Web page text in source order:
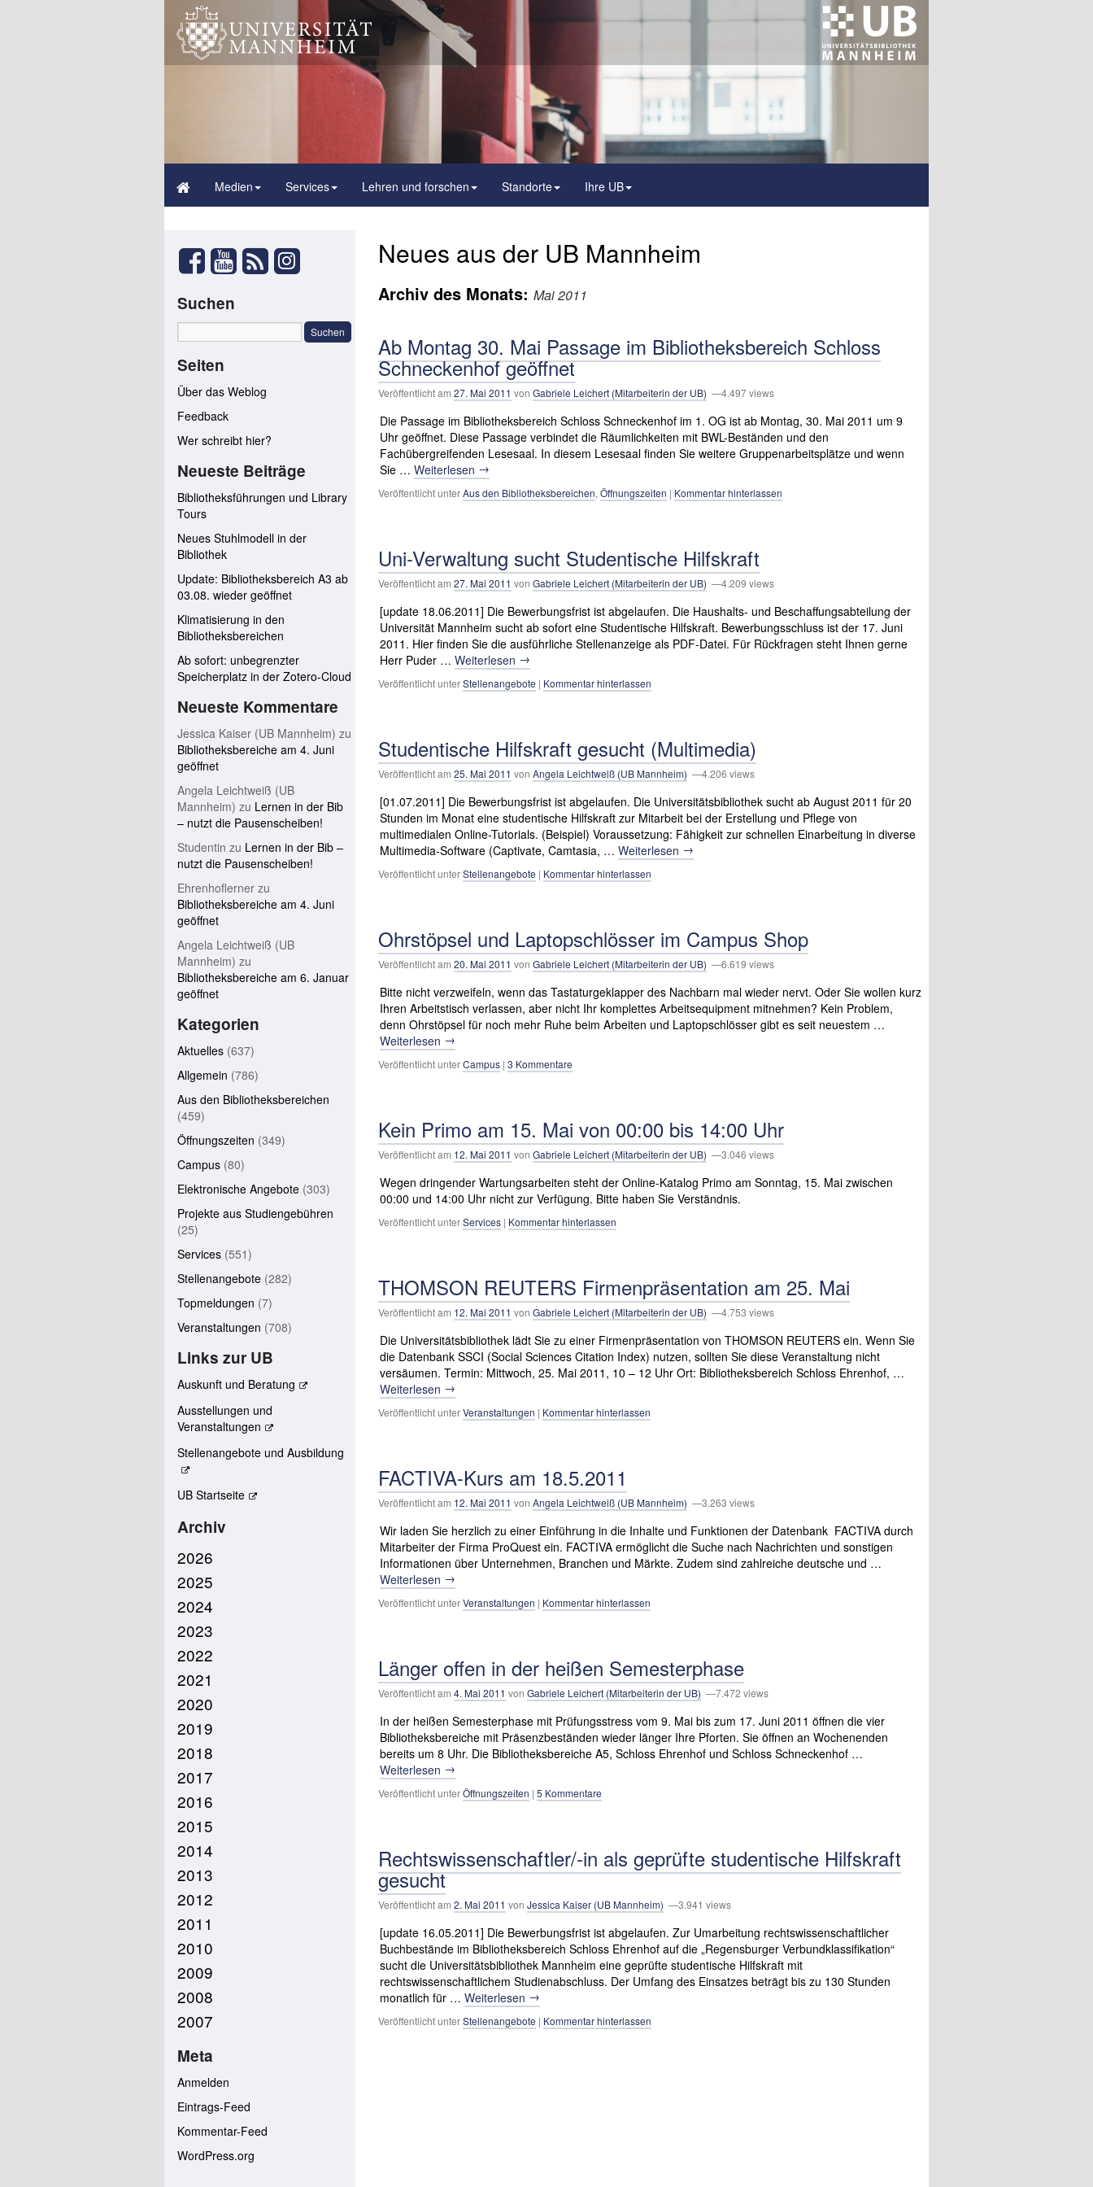
Medien Services Lehren und forschen Standorte Ihre UB
Neues aus der UB Mannheim
Archiv des Monats:Mai 2011
Ab Montag 30. Mai Passage im Bibliotheksbereich Schloss
Schneckenhof geöffnet
Veröffentlicht am 27. Mai 2011 von Gabriele Leichert (Mitarbeiterin der UB) —4.497 views
Die Passage im Bibliotheksbereich Schloss Schneckenhof im 1. OG ist ab Montag, 30. Mai 2011 um 9
Uhr geöffnet. Diese Passage verbindet die Räumlichkeiten mit BWL-Beständen und den
Fachübergreifenden Lesesaal. In diesem Lesesaal finden Sie weitere Gruppenarbeitsplätze und wenn
Sie …Weiterlesen →
Veröffentlicht unterAus den Bibliotheksbereichen,Öffnungszeiten | Kommentar hinterlassen
Uni-Verwaltung sucht Studentische Hilfskraft
Veröffentlicht am 27. Mai 2011 von Gabriele Leichert (Mitarbeiterin der UB) —4.209 views
[update 18.06.2011] Die Bewerbungsfrist ist abgelaufen. Die Haushalts- und Beschaffungsabteilung der
Universität Mannheim sucht ab sofort eine Studentische Hilfskraft. Bewerbungsschluss ist der 17. Juni
2011. Hier finden Sie die ausführliche Stellenanzeige als PDF-Datei. Für Rückfragen steht Ihnen gerne
Herr Puder …Weiterlesen →
Veröffentlicht unterStellenangebote | Kommentar hinterlassen
Studentische Hilfskraft gesucht (Multimedia)
Veröffentlicht am 25. Mai 2011 von Angela Leichtweiß (UB Mannheim) —4.206 views
[01.07.2011] Die Bewerbungsfrist ist abgelaufen. Die Universitätsbibliothek sucht ab August 2011 für 20
Stunden im Monat eine studentische Hilfskraft zur Mitarbeit bei der Erstellung und Pflege von
multimedialen Online-Tutorials. (Beispiel) Voraussetzung: Fähigkeit zur schnellen Einarbeitung in diverse
Multimedia-Software (Captivate, Camtasia, …Weiterlesen →
Veröffentlicht unterStellenangebote | Kommentar hinterlassen
Ohrstöpsel und Laptopschlösser im Campus Shop
Veröffentlicht am 20. Mai 2011 von Gabriele Leichert (Mitarbeiterin der UB) —6.619 views
Bitte nicht verzweifeln, wenn das Tastaturgeklapper des Nachbarn mal wieder nervt. Oder Sie wollen kurz
Ihren Arbeitstisch verlassen, aber nicht Ihr komplettes Arbeitsequipment mitnehmen? Kein Problem,
denn Ohrstöpsel für noch mehr Ruhe beim Arbeiten und Laptopschlösser gibt es seit neuestem …
Weiterlesen →
Veröffentlicht unterCampus | 3 Kommentare
Kein Primo am 15. Mai von 00:00 bis 14:00 Uhr
Veröffentlicht am 12. Mai 2011 von Gabriele Leichert (Mitarbeiterin der UB) —3.046 views
Wegen dringender Wartungsarbeiten steht der Online-Katalog Primo am Sonntag, 15. Mai zwischen
00:00 und 14:00 Uhr nicht zur Verfügung. Bitte haben Sie Verständnis.
Veröffentlicht unterServices | Kommentar hinterlassen
THOMSON REUTERS Firmenpräsentation am 25. Mai
Veröffentlicht am 12. Mai 2011 von Gabriele Leichert (Mitarbeiterin der UB) —4.753 views
Die Universitätsbibliothek lädt Sie zu einer Firmenpräsentation von THOMSON REUTERS ein. Wenn Sie
die Datenbank SSCI (Social Sciences Citation Index) nutzen, sollten Sie diese Veranstaltung nicht
versäumen. Termin: Mittwoch, 25. Mai 2011, 10 – 12 Uhr Ort: Bibliotheksbereich Schloss Ehrenhof, …
Weiterlesen →
Veröffentlicht unterVeranstaltungen | Kommentar hinterlassen
FACTIVA-Kurs am 18.5.2011
Veröffentlicht am 12. Mai 2011 von Angela Leichtweiß (UB Mannheim) —3.263 views
Wir laden Sie herzlich zu einer Einführung in die Inhalte und Funktionen der Datenbank FACTIVA durch
Mitarbeiter der Firma ProQuest ein. FACTIVA ermöglicht die Suche nach Nachrichten und sonstigen
Informationen über Unternehmen, Branchen und Märkte. Zudem sind zahlreiche deutsche und …
Weiterlesen →
Veröffentlicht unterVeranstaltungen | Kommentar hinterlassen
Länger offen in der heißen Semesterphase
Veröffentlicht am 4. Mai 2011 von Gabriele Leichert (Mitarbeiterin der UB) —7.472 views
In der heißen Semesterphase mit Prüfungsstress vom 9. Mai bis zum 17. Juni 2011 öffnen die vier
Bibliotheksbereiche mit Präsenzbeständen wieder länger Ihre Pforten. Sie öffnen an Wochenenden
bereits um 8 Uhr. Die Bibliotheksbereiche A5, Schloss Ehrenhof und Schloss Schneckenhof …
Weiterlesen →
Veröffentlicht unterÖffnungszeiten | 5 Kommentare
Rechtswissenschaftler/-in als geprüfte studentische Hilfskraft
gesucht
Veröffentlicht am 2. Mai 2011 von Jessica Kaiser (UB Mannheim) —3.941 views
[update 16.05.2011] Die Bewerbungsfrist ist abgelaufen. Zur Umarbeitung rechtswissenschaftlicher
Buchbestände im Bibliotheksbereich Schloss Ehrenhof auf die „Regensburger Verbundklassifikation“
sucht die Universitätsbibliothek Mannheim eine geprüfte studentische Hilfskraft mit
rechtswissenschaftlichem Studienabschluss. Der Umfang des Einsatzes beträgt bis zu 130 Stunden
monatlich für …Weiterlesen →
Veröffentlicht unterStellenangebote | Kommentar hinterlassen
Suchen
Seiten
Über das Weblog
Feedback
Wer schreibt hier?
Neueste Beiträge
Bibliotheksführungen und Library
Tours
Neues Stuhlmodell in der
Bibliothek
Update: Bibliotheksbereich A3 ab
03.08. wieder geöffnet
Klimatisierung in den
Bibliotheksbereichen
Ab sofort: unbegrenzter
Speicherplatz in der Zotero-Cloud
Neueste Kommentare
Jessica Kaiser (UB Mannheim) zu
Bibliotheksbereiche am 4. Juni
geöffnet
Angela Leichtweiß (UB
Mannheim) zu Lernen in der Bib
– nutzt die Pausenscheiben!
Studentin zu Lernen in der Bib –
nutzt die Pausenscheiben!
Ehrenhoflerner zu
Bibliotheksbereiche am 4. Juni
geöffnet
Angela Leichtweiß (UB
Mannheim) zu
Bibliotheksbereiche am 6. Januar
geöffnet
Kategorien
Aktuelles (637)
Allgemein (786)
Aus den Bibliotheksbereichen
(459)
Öffnungszeiten (349)
Campus (80)
Elektronische Angebote (303)
Projekte aus Studiengebühren
(25)
Services (551)
Stellenangebote (282)
Topmeldungen (7)
Veranstaltungen (708)
Links zur UB
Auskunft und Beratung
Ausstellungen und
Veranstaltungen
Stellenangebote und Ausbildung
UB Startseite
Archiv
2026
2025
2024
2023
2022
2021
2020
2019
2018
2017
2016
2015
2014
2013
2012
2011
2010
2009
2008
2007
Meta
Anmelden
Eintrags-Feed
Kommentar-Feed
WordPress.org